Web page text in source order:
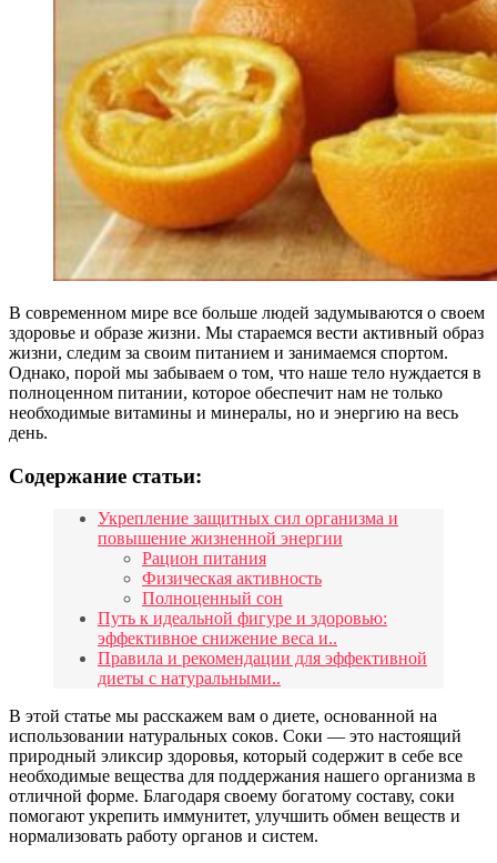
В современном мире все больше людей задумываются о своем
здоровье и образе жизни. Мы стараемся вести активный образ
жизни, следим за своим питанием и занимаемся спортом.
Однако, порой мы забываем о том, что наше тело нуждается в
полноценном питании, которое обеспечит нам не только
необходимые витамины и минералы, но и энергию на весь
день.
Содержание статьи:
Укрепление защитных сил организма и
повышение жизненной энергии
Рацион питания
Физическая активность
Полноценный сон
Путь к идеальной фигуре и здоровью:
эффективное снижение веса и..
Правила и рекомендации для эффективной
диеты с натуральными..
В этой статье мы расскажем вам о диете, основанной на
использовании натуральных соков. Соки — это настоящий
природный эликсир здоровья, который содержит в себе все
необходимые вещества для поддержания нашего организма в
отличной форме. Благодаря своему богатому составу, соки
помогают укрепить иммунитет, улучшить обмен веществ и
нормализовать работу органов и систем.